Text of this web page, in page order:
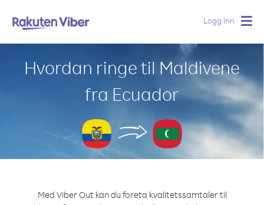
Logg Inn
Hvordan ringe til Maldivene
fra Ecuador
Med Viber Out kan du foreta kvalitetssamtaler til